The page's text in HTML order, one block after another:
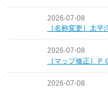
2026-07-08
［名称変更］太平
2026-07-08
［マップ修正］Ｐ
2026-07-08